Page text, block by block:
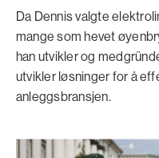
Da Dennis valgte
mange som hevet
han utvikler og
utvikler løsninger for å
anleggsbransjen.